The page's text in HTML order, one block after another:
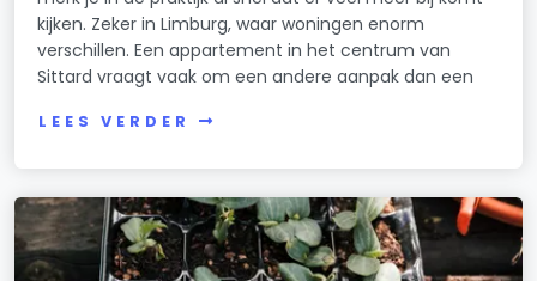
kijken. Zeker in Limburg, waar woningen enorm
verschillen. Een appartement in het centrum van
Sittard vraagt vaak om een andere aanpak dan een
LEES VERDER